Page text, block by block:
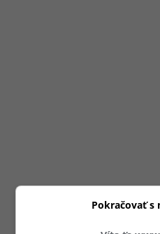
Pokračovať